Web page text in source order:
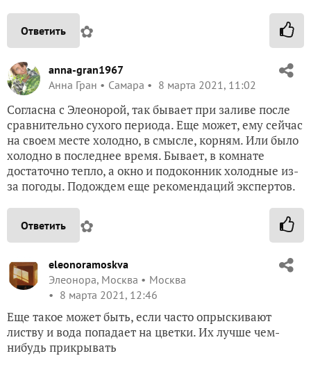
Ответить ✿
anna-gran1967
Анна Гран
Самара 8 марта 2021, 11:02
Согласна с Элеонорой, так бывает при заливе после
сравнительно сухого периода. Еще может, ему сейчас
на своем месте холодно, в смысле, корням. Или было
холодно в последнее время. Бывает, в комнате
достаточно тепло, а окно и подоконник холодные из-
за погоды. Подождем еще рекомендаций экспертов.
Ответить ✿
eleonoramoskva
Элеонора, Москва
Москва
8 марта 2021, 12:46
Еще такое может быть, если часто опрыскивают
листву и вода попадает на цветки. Их лучше чем-
нибудь прикрывать